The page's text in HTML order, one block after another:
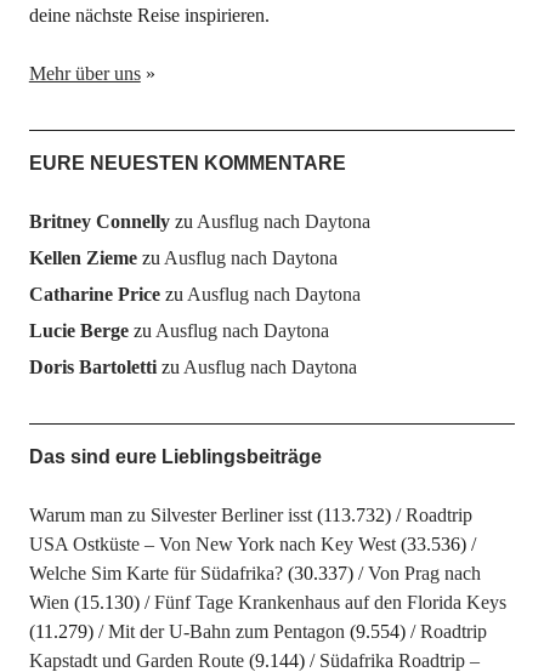
deine nächste Reise inspirieren.
Mehr über uns»
EURE NEUESTEN KOMMENTARE
Britney Connellyzu Ausflug nach Daytona
Kellen Ziemezu Ausflug nach Daytona
Catharine Pricezu Ausflug nach Daytona
Lucie Bergezu Ausflug nach Daytona
Doris Bartolettizu Ausflug nach Daytona
Das sind eure Lieblingsbeiträge
Warum man zu Silvester Berliner isst (113.732)
Roadtrip
USA Ostküste – Von New York nach Key West (33.536)
Welche Sim Karte für Südafrika? (30.337)
Von Prag nach
Wien (15.130)
Fünf Tage Krankenhaus auf den Florida Keys
(11.279)
Mit der U-Bahn zum Pentagon (9.554)
Roadtrip
Kapstadt und Garden Route (9.144)
Südafrika Roadtrip –